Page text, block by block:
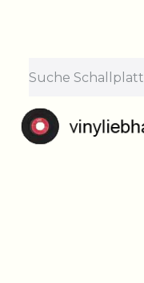
Bestellungen
der Versand